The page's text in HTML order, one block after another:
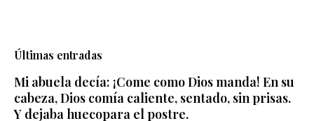
Últimas entradas
Mi abuela decía: ¡Come como Dios manda! En su
cabeza, Dios comía caliente, sentado, sin prisas.
Y dejaba huecopara el postre.